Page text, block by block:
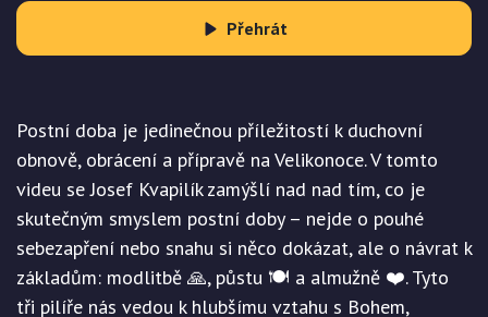
Přehrát
Postní doba je jedinečnou příležitostí k duchovní
obnově, obrácení a přípravě na Velikonoce. V tomto
videu se Josef Kvapilík zamýšlí nad nad tím, co je
skutečným smyslem postní doby – nejde o pouhé
sebezapření nebo snahu si něco dokázat, ale o návrat k
základům: modlitbě 🙏, půstu 🍽️ a almužně ❤️. Tyto
tři pilíře nás vedou k hlubšímu vztahu s Bohem,